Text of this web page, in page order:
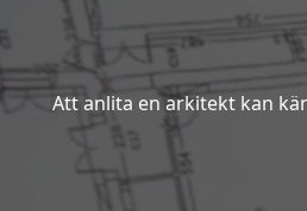
Att anlita en arkitekt kan